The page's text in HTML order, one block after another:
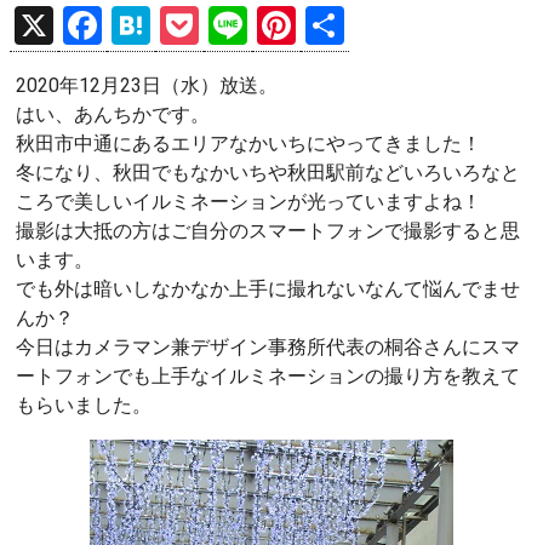
X
F
a
ce
b
o
o
H
at
e
n
a
P
o
ck
et
Li
n
e
Pi
nt
es
t
有
2020年12月23日（水）放送。
はい、あんちかです。
秋田市中通にあるエリアなかいちにやってきました！
冬になり、秋田でもなかいちや秋田駅前などいろいろなと
ころで美しいイルミネーションが光っていますよね！
撮影は大抵の方はご自分のスマートフォンで撮影すると思
います。
でも外は暗いしなかなか上手に撮れないなんて悩んでませ
んか？
今日はカメラマン兼デザイン事務所代表の桐谷さんにスマ
ートフォンでも上手なイルミネーションの撮り方を教えて
もらいました。